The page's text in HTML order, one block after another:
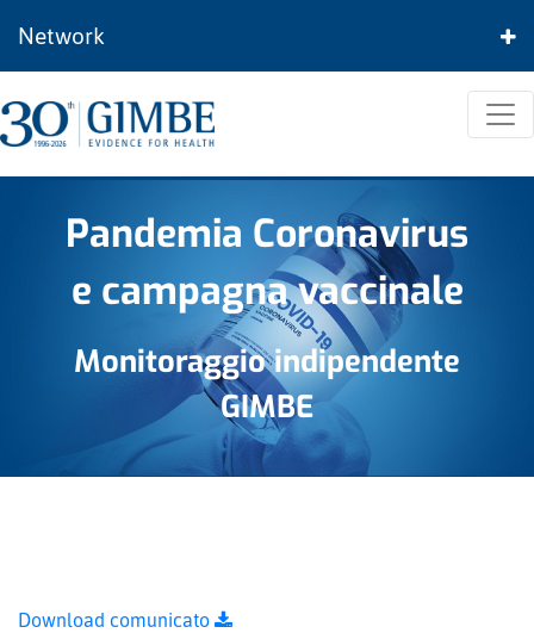
Network
Pandemia Coronavirus
e campagna vaccinale
Monitoraggio indipendente
GIMBE
Download comunicato